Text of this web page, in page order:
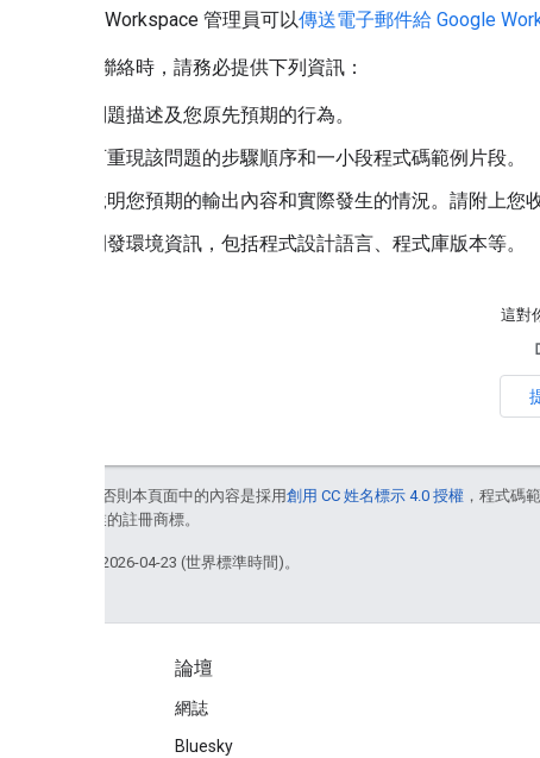
Google Workspace 管理員可以傳送電子郵件給 Google
與我們聯絡時，請務必提供下列資訊：
問題描述及您原先預期的行為。
可重現該問題的步驟順序和一小段程式碼範例片段。
說明您預期的輸出內容和實際發生的情況。請附上您
開發環境資訊，包括程式設計語言、程式庫版本等。
這對
除非另有註明，否則本頁面中的內容是採用創用 CC 姓名標示 4.0 授權 ，程式碼
和/或其關聯企業的註冊商標。
上次更新時間：2026-04-23 (世界標準時間)。
論壇
網誌
Bluesky